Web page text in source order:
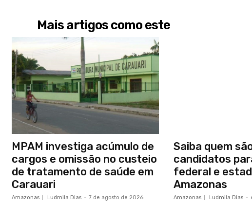
Mais artigos como este
MPAM investiga acúmulo de
cargos e omissão no custeio
de tratamento de saúde em
Carauari
Amazonas Ludmila Dias - 7 de agosto de 2026
Saiba quem
candidatos
federal e
Amazonas
Amazonas Ludmila Dias -